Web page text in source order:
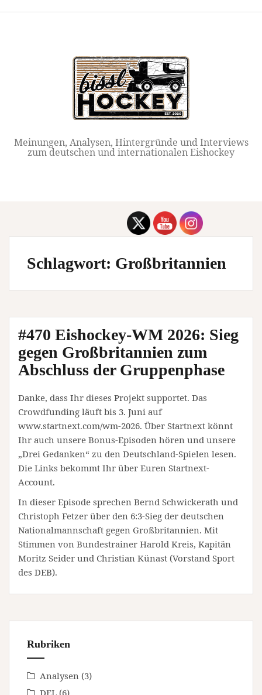
Meinungen, Analysen, Hintergründe und Interviews
zum deutschen und internationalen Eishockey
Schlagwort: Großbritannien
#470 Eishockey-WM 2026: Sieg
gegen Großbritannien zum
Abschluss der Gruppenphase
Danke, dass Ihr dieses Projekt supportet. Das
Crowdfunding läuft bis 3. Juni auf
www.startnext.com/wm-2026. Über Startnext könnt
Ihr auch unsere Bonus-Episoden hören und unsere
„Drei Gedanken“ zu den Deutschland-Spielen lesen.
Die Links bekommt Ihr über Euren Startnext-
Account.
In dieser Episode sprechen Bernd Schwickerath und
Christoph Fetzer über den 6:3-Sieg der deutschen
Nationalmannschaft gegen Großbritannien. Mit
Stimmen von Bundestrainer Harold Kreis, Kapitän
Moritz Seider und Christian Künast (Vorstand Sport
des DEB).
Rubriken
Analysen (3)